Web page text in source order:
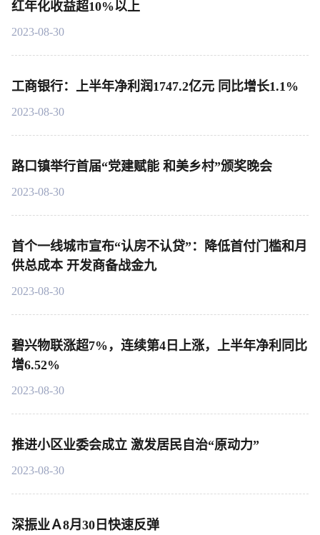
红年化收益超10%以上
2023-08-30
工商银行：上半年净利润1747.2亿元 同比增长1.1%
2023-08-30
路口镇举行首届“党建赋能 和美乡村”颁奖晚会
2023-08-30
首个一线城市宣布“认房不认贷”：降低首付门槛和月
供总成本 开发商备战金九
2023-08-30
碧兴物联涨超7%，连续第4日上涨，上半年净利同比
增6.52%
2023-08-30
推进小区业委会成立 激发居民自治“原动力”
2023-08-30
深振业Ａ8月30日快速反弹